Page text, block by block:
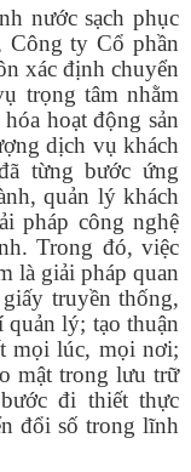
nước sạch phục
Công ty Cổ phần
xác định chuyển
trọng tâm nhằm
hoạt động sản
dịch vụ khách
từng bước ứng
quản lý khách
pháp công nghệ
Trong đó, việc
là giải pháp quan
truyền thống,
lý; tạo thuận
mọi lúc, mọi nơi;
mật trong lưu trữ
đi thiết thực
đổi số trong lĩnh